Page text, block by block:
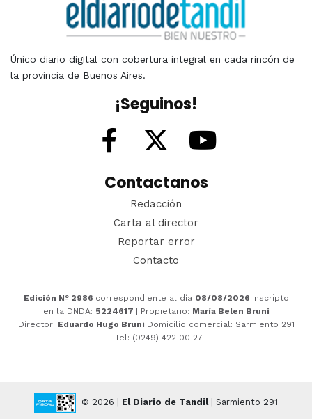
Único diario digital con cobertura integral en cada rincón de
la provincia de Buenos Aires.
¡Seguinos!
Contactanos
Redacción
Carta al director
Reportar error
Contacto
Edición Nº 2986 correspondiente al día 08/08/2026 Inscripto
en la DNDA: 5224617 | Propietario: María Belen Bruni
Director: Eduardo Hugo Bruni Domicilio comercial: Sarmiento 291
| Tel: (0249) 422 00 27
© 2026 | El Diario de Tandil| Sarmiento 291